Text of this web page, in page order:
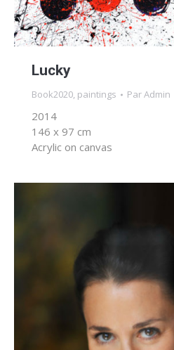
Lucky
Book2020, paintings ParAdmin
2014
146 x 97 cm
Acrylic on canvas